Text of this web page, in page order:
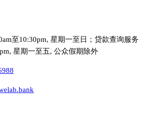
至10:30pm, 星期一至日；贷款查询服务
星期一至五, 公众假期除外